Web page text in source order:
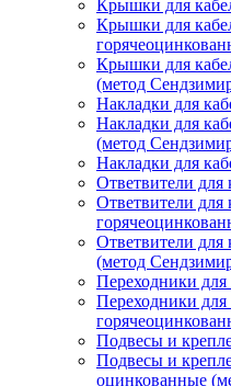
Крышки для
Крышки для
Крышки для
(метод
Накладки для
Накладки для
(метод
Накладки для
Ответвители для
Ответвители для
Ответвители для
(метод
Переходники для
Переходники для
Подвесы и
Подвесы и
оцинкованные